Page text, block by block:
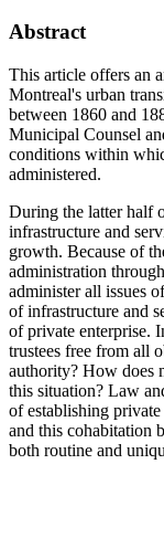
Abstract
This article offers an
Montreal's urban
between 1860 and
Municipal Counsel
conditions within
administered.
During the latter half
infrastructure and
growth. Because of
administration
administer all issues
of infrastructure and
of private enterprise.
trustees free from all
authority? How does
this situation? Law
of establishing
and this cohabitation
both routine and